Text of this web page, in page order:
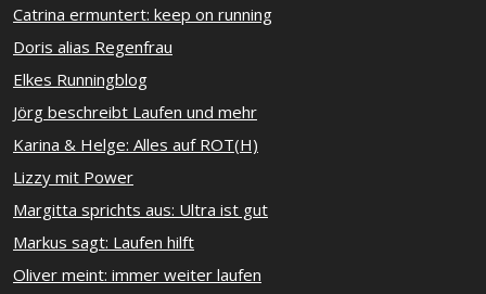
Catrina ermuntert: keep on running
Doris alias Regenfrau
Elkes Runningblog
Jörg beschreibt Laufen und mehr
Karina & Helge: Alles auf ROT(H)
Lizzy mit Power
Margitta sprichts aus: Ultra ist gut
Markus sagt: Laufen hilft
Oliver meint: immer weiter laufen